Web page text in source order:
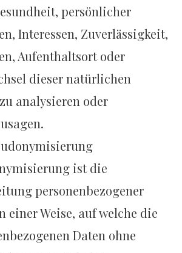
persönlicher
Interessen, Zuverlässigkeit,
Aufenthaltsort oder
dieser natürlichen
analysieren oder
ist die
personenbezogener
einer Weise, auf welche die
Daten ohne